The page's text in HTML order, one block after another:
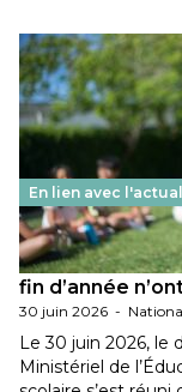
En lien avec
Les décisions
fin d’année
30 juin 2026 -
Le 30 juin 2026, le
Ministériel de